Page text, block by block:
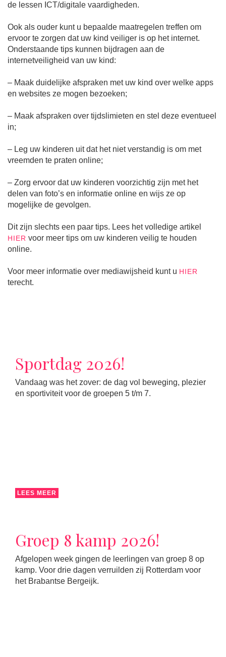
de lessen ICT/digitale vaardigheden.
Ook als ouder kunt u bepaalde maatregelen treffen om
ervoor te zorgen dat uw kind veiliger is op het internet.
Onderstaande tips kunnen bijdragen aan de
internetveiligheid van uw kind:
– Maak duidelijke afspraken met uw kind over welke apps
en websites ze mogen bezoeken;
– Maak afspraken over tijdslimieten en stel deze eventueel
in;
– Leg uw kinderen uit dat het niet verstandig is om met
vreemden te praten online;
– Zorg ervoor dat uw kinderen voorzichtig zijn met het
delen van foto’s en informatie online en wijs ze op
mogelijke de gevolgen.
Dit zijn slechts een paar tips. Lees het volledige artikel
HIER voor meer tips om uw kinderen veilig te houden
online.
Voor meer informatie over mediawijsheid kunt u HIER
terecht.
Sportdag 2026!
Vandaag was het zover: de dag vol beweging, plezier
en sportiviteit voor de groepen 5 t/m 7.
LEES MEER
Groep 8 kamp 2026!
Afgelopen week gingen de leerlingen van groep 8 op
kamp. Voor drie dagen verruilden zij Rotterdam voor
het Brabantse Bergeijk.